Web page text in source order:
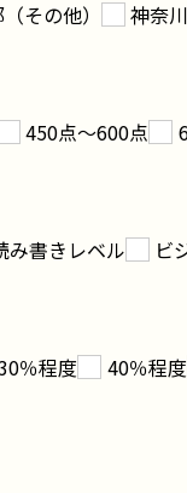
その他） 神奈
450点～600点
み書きレベル ビ
％程度 40％程度